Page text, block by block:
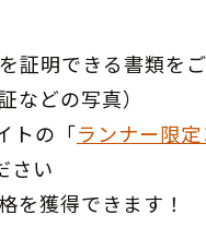
証明できる書類を
などの写真）
トの「 ランナー限
さい
を獲得できます！